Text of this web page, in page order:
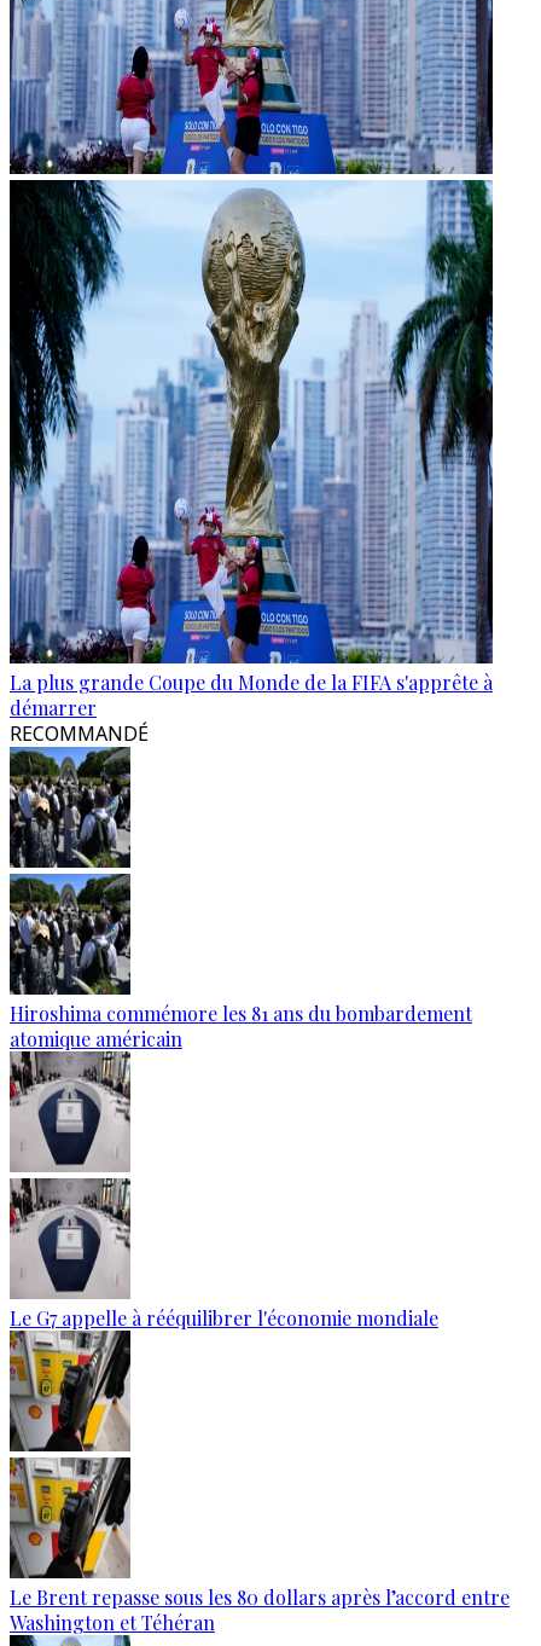
La plus grande Coupe du Monde de la FIFA s'apprête à
démarrer
RECOMMANDÉ
Hiroshima commémore les 81 ans du bombardement
atomique américain
Le G7 appelle à rééquilibrer l'économie mondiale
Le Brent repasse sous les 80 dollars après l’accord entre
Washington et Téhéran